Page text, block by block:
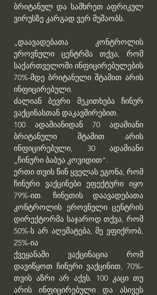
ბრიტანულ და სამხრეთ აფრიკულ
ვირუსზე კარგად ვერ მუშაობს.
„დაავადებათა კონტროლის
ეროვნული ცენტრმა თქვა, რომ
საქართველოში ინფიცირებულების
70%-მდე ბრიტანული შტამით არის
ინფიცირებული.
ძალიან ბევრი მეკითხება ჩინურ
ვაქცინასთან დაკავშირებით.
100 ადამიანიდან 70 ადამიანი
ბრიტანული შტამით არის
ინფიცირებული, 30 ადამიანი
„ჩინური ბაბუა კოვიდით“.
ერთი თვის წინ ყველას ეგონა, რომ
ჩინური ვაქცინები ეფექტური იყო
79%-ით. ჩინეთის დაავადებათა
კონტროლის ეროვნული ცენტრის
დირექტორმა საჯაროდ თქვა, რომ
50%-ს არ აღემატება, მე ვფიქრობ,
25%-ია
ქვეყანაში ვაქცინაცია რომ
დავიწყოთ ჩინური ვაქცინით, 70%-
თვის აზრი არ აქვს. 100 კაცი თუ
არის ინფიცირებული და ასივეს